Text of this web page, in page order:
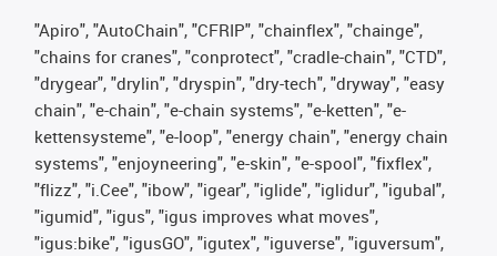
"Apiro", "AutoChain", "CFRIP", "chainflex", "chainge",
"chains for cranes", "conprotect", "cradle-chain", "CTD",
"drygear", "drylin", "dryspin", "dry-tech", "dryway", "easy
chain", "e-chain", "e-chain systems", "e-ketten", "e-
kettensysteme", "e-loop", "energy chain", "energy chain
systems", "enjoyneering", "e-skin", "e-spool", "fixflex",
"flizz", "i.Cee", "ibow", "igear", "iglide", "iglidur", "igubal",
"igumid", "igus", "igus improves what moves",
"igus:bike", "igusGO", "igutex", "iguverse", "iguversum",